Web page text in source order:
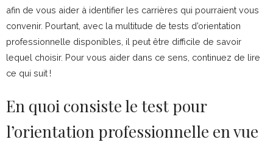
afin de vous aider à identifier les carrières qui pourraient vous
convenir. Pourtant, avec la multitude de tests d’orientation
professionnelle disponibles, il peut être difficile de savoir
lequel choisir. Pour vous aider dans ce sens, continuez de lire
ce qui suit !
En quoi consiste le test pour
l’orientation professionnelle en vue